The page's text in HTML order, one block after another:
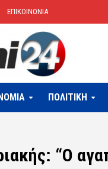
ΕΠΙΚΟΙΝΩΝΙΑ
ΠΟΛΙΤΙΚΗ
“Ο